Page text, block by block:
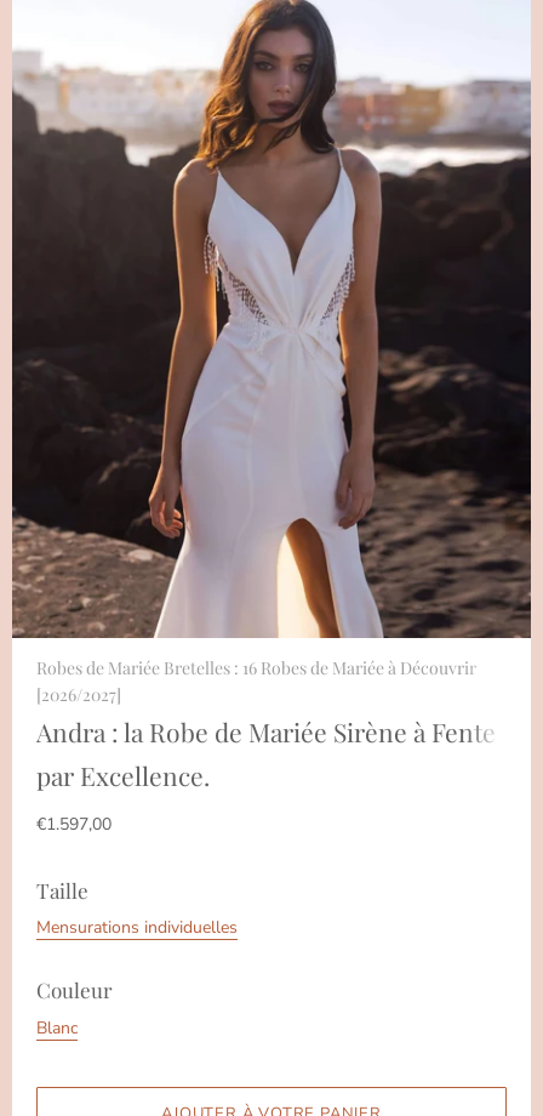
Robes de Mariée Bretelles : 16 Robes de Mariée à Découvrir
[2026/2027]
Andra : la Robe de Mariée Sirène à Fente
par Excellence.
€1.597,00
Taille
Mensurations individuelles
Couleur
Blanc